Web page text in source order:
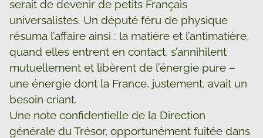
serait de devenir de petits Français
universalistes. Un député féru de physique
résuma l’affaire ainsi : la matière et l’antimatière,
quand elles entrent en contact, s’annihilent
mutuellement et libèrent de l’énergie pure –
une énergie dont la France, justement, avait un
besoin criant.
Une note confidentielle de la Direction
générale du Trésor, opportunément fuitée dans